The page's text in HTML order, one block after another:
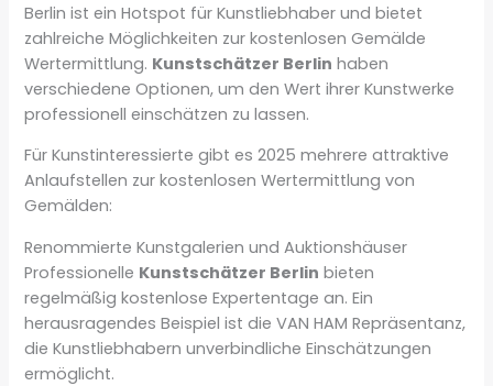
Berlin ist ein Hotspot für Kunstliebhaber und bietet
zahlreiche Möglichkeiten zur kostenlosen Gemälde
Wertermittlung. Kunstschätzer Berlin haben
verschiedene Optionen, um den Wert ihrer Kunstwerke
professionell einschätzen zu lassen.
Für Kunstinteressierte gibt es 2025 mehrere attraktive
Anlaufstellen zur kostenlosen Wertermittlung von
Gemälden:
Renommierte Kunstgalerien und Auktionshäuser
Professionelle Kunstschätzer Berlin bieten
regelmäßig kostenlose Expertentage an. Ein
herausragendes Beispiel ist die VAN HAM Repräsentanz,
die Kunstliebhabern unverbindliche Einschätzungen
ermöglicht.